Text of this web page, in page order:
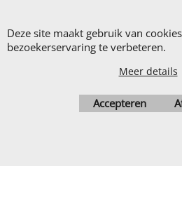
Webwinkel gemaakt
software.
Deze site maakt gebruik van
bezoekerservaring te verbeteren.
Meer details
Accepteren